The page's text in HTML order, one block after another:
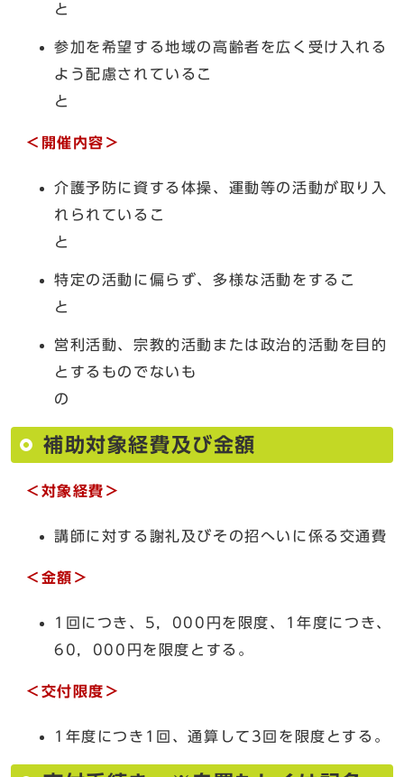
参加を希望する地域の高齢者を広く受け入れる
よう配慮されているこ
と
＜開催内容＞
介護予防に資する体操、運動等の活動が取り入
れられているこ
特定の活動に偏らず、多様な活動をするこ
営利活動、宗教的活動または政治的活動を目的
とするものでないも
の
補助対象経費及び金額
＜対象経費＞
講師に対する謝礼及びその招へいに係る交通費
＜金額＞
1回につき、5，000円を限度、1年度につき、
60，000円を限度とする。
＜交付限度＞
1年度につき1回、通算して3回を限度とする。